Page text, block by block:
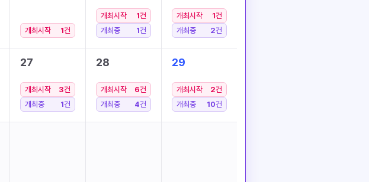
개최시작 1건
개최시작 1건
개최중
1건
개최시작 1건
개최중
2건
27
개최시작 3건
개최중
1건
28
개최시작 6건
개최중
4건
29
개최시작 2건
개최중
10건